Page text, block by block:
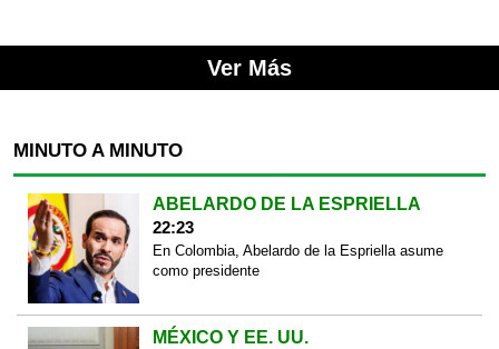
Ver Más
MINUTO A MINUTO
ABELARDO DE LA ESPRIELLA
22:23
En Colombia, Abelardo de la Espriella asume
como presidente
MÉXICO Y EE. UU.